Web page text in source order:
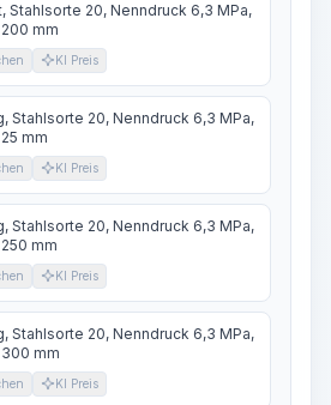
20, Nenndruck 6,3 MPa,
mm
KI Preis
Stahlsorte 20, Nenndruck 6,3 MPa,
mm
KI Preis
Stahlsorte 20, Nenndruck 6,3 MPa,
mm
KI Preis
Stahlsorte 20, Nenndruck 6,3 MPa,
mm
KI Preis